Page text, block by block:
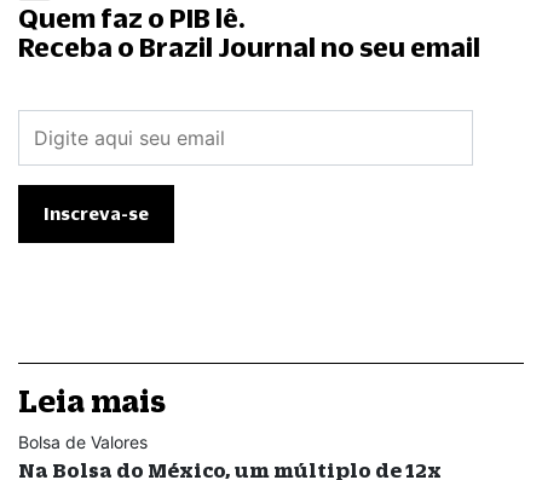
Quem faz o PIB lê.
Receba o Brazil Journal no seu email
Leia mais
Bolsa de Valores
Na Bolsa do México, um múltiplo de 12x